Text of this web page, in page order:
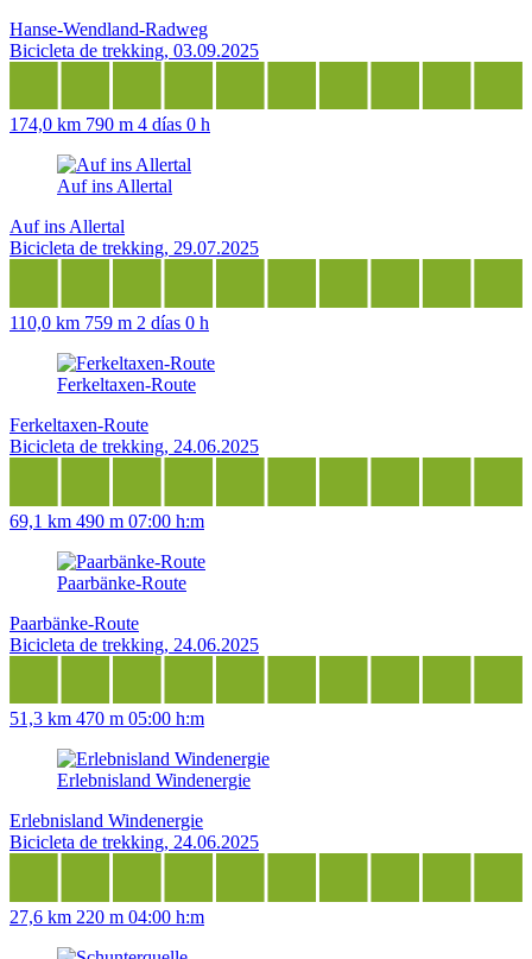
Hanse-Wendland-Radweg
Bicicleta de trekking, 03.09.2025
174,0 km 790 m 4 días 0 h
Auf ins Allertal
Auf ins Allertal
Bicicleta de trekking, 29.07.2025
110,0 km 759 m 2 días 0 h
Ferkeltaxen-Route
Ferkeltaxen-Route
Bicicleta de trekking, 24.06.2025
69,1 km 490 m 07:00 h:m
Paarbänke-Route
Paarbänke-Route
Bicicleta de trekking, 24.06.2025
51,3 km 470 m 05:00 h:m
Erlebnisland Windenergie
Erlebnisland Windenergie
Bicicleta de trekking, 24.06.2025
27,6 km 220 m 04:00 h:m